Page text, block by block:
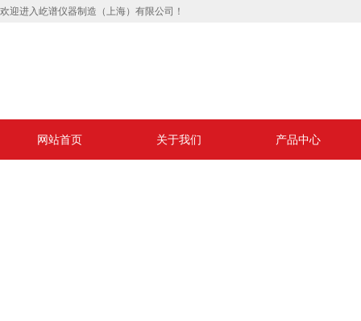
欢迎进入屹谱仪器制造（上海）有限公司！
网站首页 关于我们 产品中心